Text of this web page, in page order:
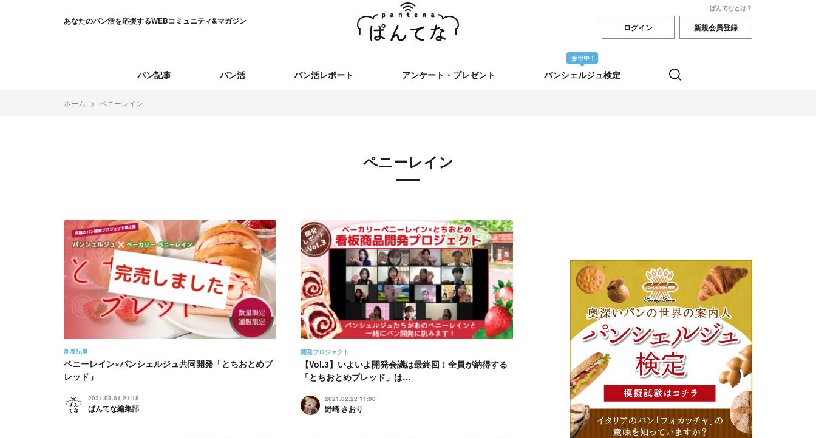
あなたのパン活を応援するWEBコミュニティ&マガジン
ぱんてなとは？
ログイン 新規会員登録
パン記事 パン活 パン活レポート アンケート・プレゼント パンシェルジュ検定
ホーム ペニーレイン
ペニーレイン
新着記事
ペニーレイン×パンシェルジュ共同開発「とちおとめブ
レッド」
2021.03.01 21:18
ぱんてな編集部
開発プロジェクト
【Vol.3】いよいよ開発会議は最終回！全員が納得する
「とちおとめブレッド」は…
2021.02.22 11:00
野崎 さおり